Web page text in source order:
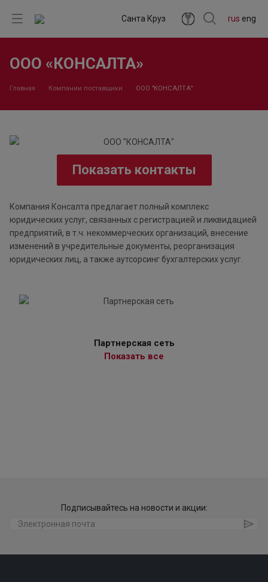
rus eng
Санта Круз
ООО «КОНСАЛТА»
Главная Компании поставщики ООО "КОНСАЛТА"
Показать контакты
Компания Консалта предлагает полный комплекс
юридических услуг, связанных с регистрацией и ликвидацией
предприятий, в т.ч. некоммерческих организаций, внесение
изменений в учредительные документы, реорганизация
юридических лиц, а также аутсорсинг бухгалтерских услуг.
Партнерская сеть
Показать все
Подписывайтесь на новости и акции: